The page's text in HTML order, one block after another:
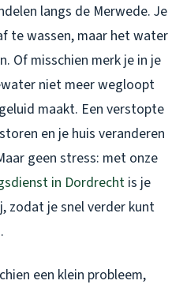
langs de Merwede. Je
te wassen, maar het water
Of misschien merk je in je
niet meer wegloopt
maakt. Een verstopte
en je huis veranderen
geen stress: met onze
in Dordrecht is je
zodat je snel verder kunt
een klein probleem,